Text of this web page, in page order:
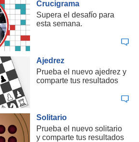
Crucigrama
Supera el desafío para
esta semana.
Ajedrez
Prueba el nuevo ajedrez y
comparte tus resultados
Solitario
Prueba el nuevo solitario
y comparte tus resultados